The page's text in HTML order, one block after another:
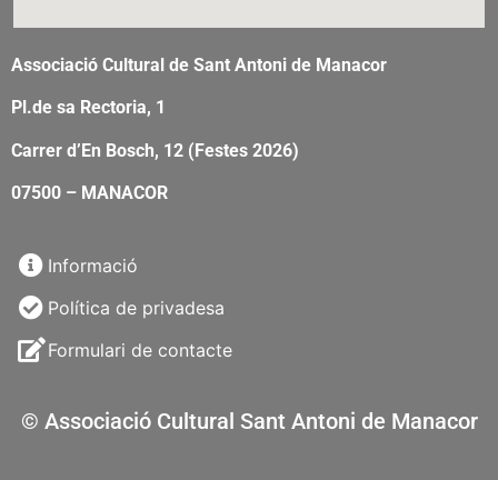
Associació Cultural de Sant Antoni de Manacor
Pl.de sa Rectoria, 1
Carrer d’En Bosch, 12 (Festes 2026)
07500 – MANACOR
Informació
Política de privadesa
Formulari de contacte
© Associació Cultural Sant Antoni de Manacor